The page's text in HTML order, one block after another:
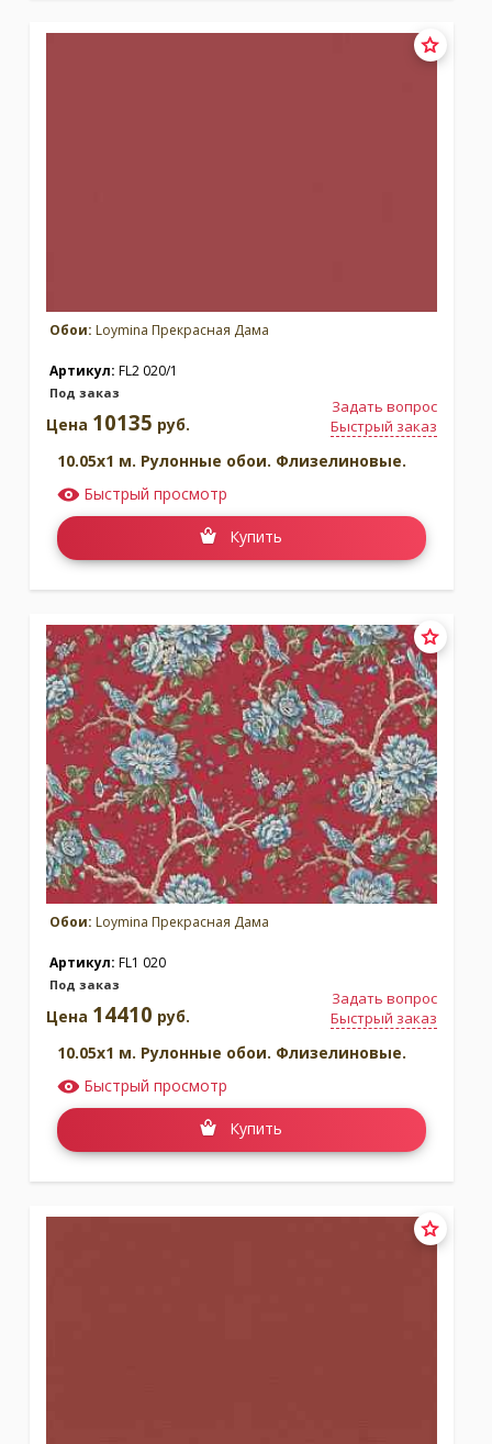
Обои: Loymina Прекрасная Дама
Артикул: FL2 020/1
Под заказ
Задать вопрос
Быстрый заказ
Цена 10135 руб.
10.05x1 м. Рулонные обои. Флизелиновые.
Быстрый просмотр
Купить
Обои: Loymina Прекрасная Дама
Артикул: FL1 020
Под заказ
Задать вопрос
Быстрый заказ
Цена 14410 руб.
10.05x1 м. Рулонные обои. Флизелиновые.
Быстрый просмотр
Купить